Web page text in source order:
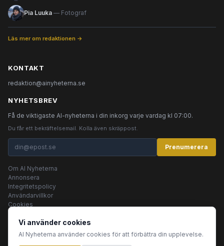
Pia Luuka — Fotograf
Läs mer om redaktionen →
KONTAKT
redaktion@ainyheterna.se
NYHETSBREV
Få de viktigaste AI-nyheterna i din inkorg varje vardag kl 07:00.
Du får ett bekräftelsemail. Kolla även skräppost.
Prenumerera
Om AI Nyheterna
Annonsera
Integritetspolicy
Användarvillkor
Cookies
Vi använder cookies
AI Nyheterna använder cookies för att förbättra din upplevelse.